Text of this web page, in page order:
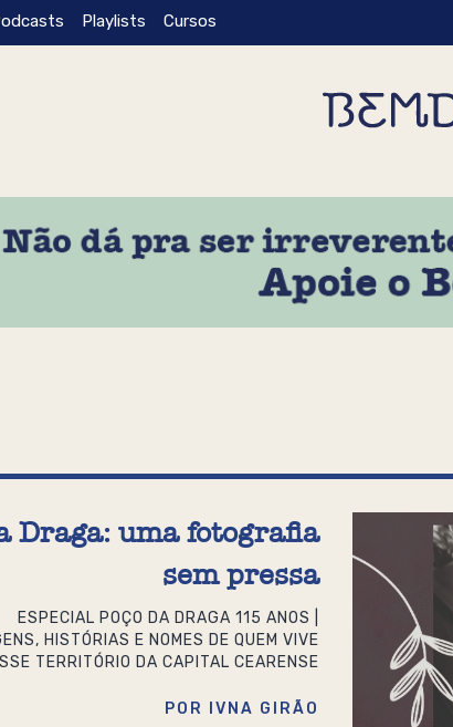
Playlists Cursos
Draga: uma fotografia
sem pressa
ESPECIAL POÇO DA DRAGA 115 ANOS |
HISTÓRIAS E NOMES DE QUEM VIVE
TERRITÓRIO DA CAPITAL CEARENSE
POR IVNA GIRÃO